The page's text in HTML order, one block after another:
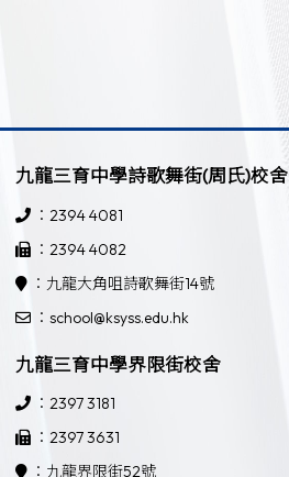
九龍三育中學詩歌舞街(周氏)校舍
：2394 4081
：2394 4082
：九龍大角咀詩歌舞街14號
：school@ksyss.edu.hk
九龍三育中學界限街校舍
：2397 3181
：2397 3631
：九龍界限街52號